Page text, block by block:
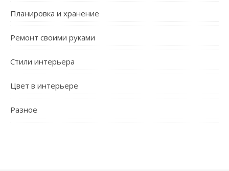
Планировка и хранение
Ремонт своими руками
Стили интерьера
Цвет в интерьере
Разное